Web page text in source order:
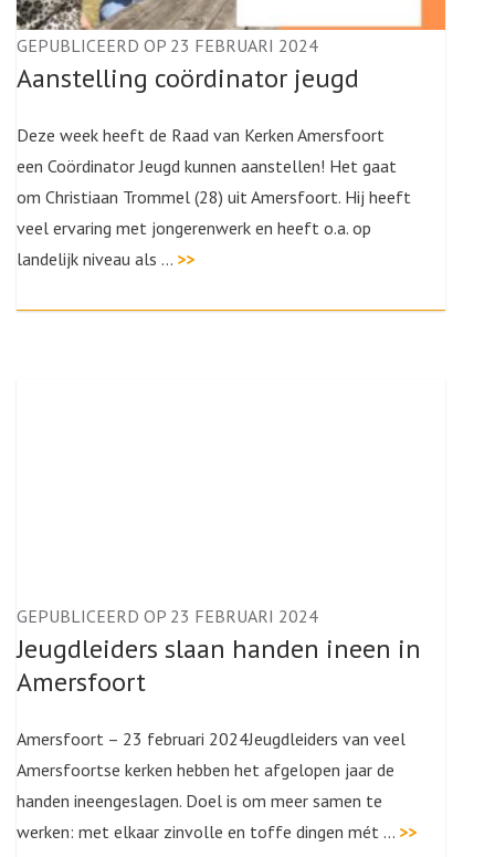
GEPUBLICEERD OP 23 FEBRUARI 2024
Aanstelling coördinator jeugd
Deze week heeft de Raad van Kerken Amersfoort
een Coördinator Jeugd kunnen aanstellen! Het gaat
om Christiaan Trommel (28) uit Amersfoort. Hij heeft
veel ervaring met jongerenwerk en heeft o.a. op
landelijk niveau als … >>
GEPUBLICEERD OP 23 FEBRUARI 2024
Jeugdleiders slaan handen ineen in
Amersfoort
Amersfoort – 23 februari 2024Jeugdleiders van veel
Amersfoortse kerken hebben het afgelopen jaar de
handen ineengeslagen. Doel is om meer samen te
werken: met elkaar zinvolle en toffe dingen mét … >>